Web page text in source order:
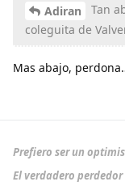
Adiran
Tan
coleguita de
Mas abajo,
Prefiero ser un
El verdadero